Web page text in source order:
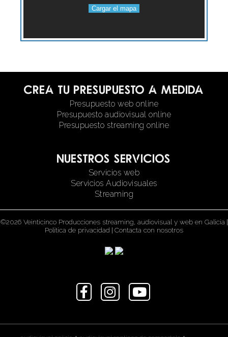
Cargar el mapa
Crea tu presupuesto a medida
Presupuesto web online
Presupuesto audiovisual online
Presupuesto streaming online
Nuestros servicios
Servicios web
Servicios Audiovisuales
Streaming
©2026 Veinticinco Producciones streaming, audiovisual y web en Galicia |
Política de privacidad | Contacta con nosotros